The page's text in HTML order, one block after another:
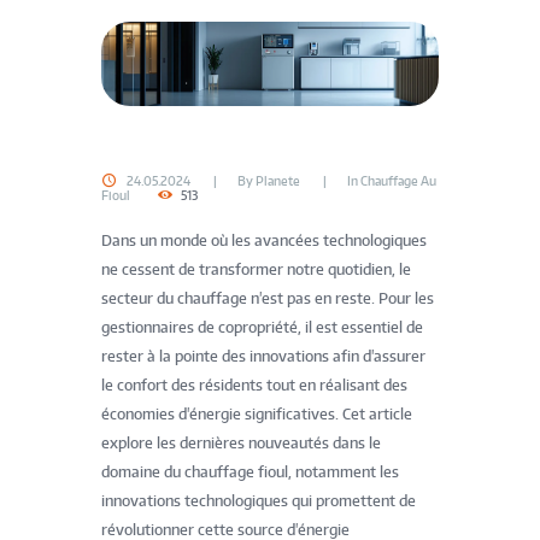
24.05.2024 By Planete InChauffage Au
Fioul
513
Dans un monde où les avancées technologiques
ne cessent de transformer notre quotidien, le
secteur du chauffage n'est pas en reste. Pour les
gestionnaires de copropriété, il est essentiel de
rester à la pointe des innovations afin d'assurer
le confort des résidents tout en réalisant des
économies d'énergie significatives. Cet article
explore les dernières nouveautés dans le
domaine du chauffage fioul, notamment les
innovations technologiques qui promettent de
révolutionner cette source d'énergie